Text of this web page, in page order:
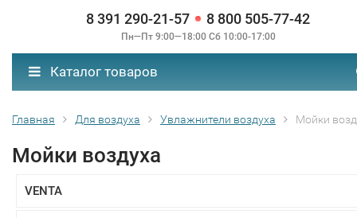
8 391 290-21-57 8 800 505-77-42
Пн—Пт 9:00—18:00 Сб 10:00-17:00
Каталог товаров
Главная Для воздуха Увлажнители воздуха Мойки
Мойки воздуха
VENTA